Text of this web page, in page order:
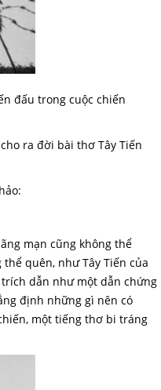
đấu trong cuộc chiến
ra đời bài thơ Tây Tiến
mạn cũng không thể
quên, như Tây Tiến của
trích dẫn như một dẫn chứng
định những gì nên có
một tiếng thơ bi tráng